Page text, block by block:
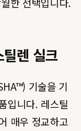
렌 실크
기술을 기
입니다. 레스틸
매우 정교하고